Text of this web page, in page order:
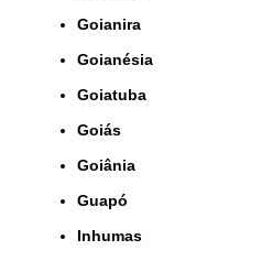
Goianira
Goianésia
Goiatuba
Goiás
Goiânia
Guapó
Inhumas